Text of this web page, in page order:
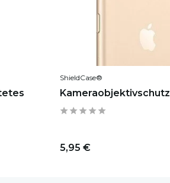
ShieldCase®
Kameraobjektivschutz
5,95 €